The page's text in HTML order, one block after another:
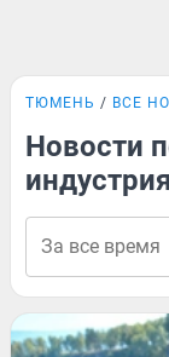
ТЮМЕНЬ ВСЕ
Новости
индустрия